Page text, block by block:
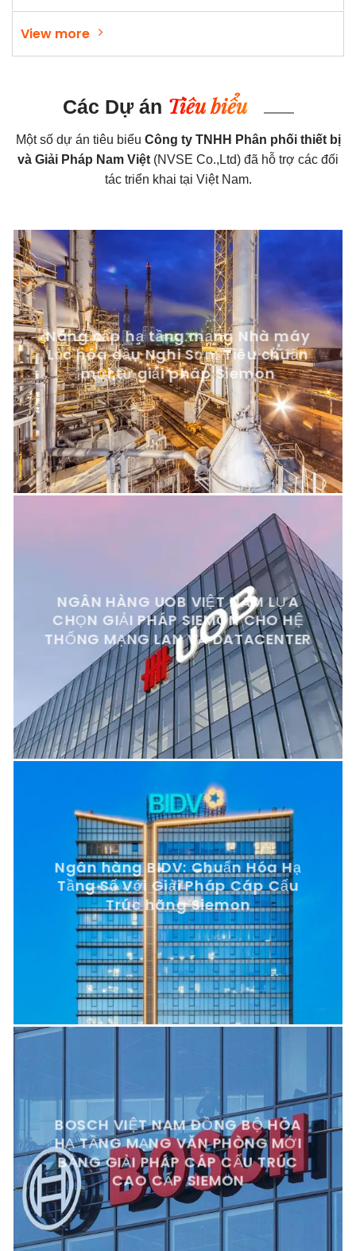
View more
Các Dự án Tiêu biểu
Một số dự án tiêu biểu Công ty TNHH Phân phối thiết bị
và Giải Pháp Nam Việt (NVSE Co.,Ltd) đã hỗ trợ các đối
tác triển khai tại Việt Nam.
Nâng cấp hạ tầng mạng Nhà máy
Lọc hóa dầu Nghi Sơn: Tiêu chuẩn
mới từ giải pháp Siemon
NGÂN HÀNG UOB VIỆT NAM LỰA
CHỌN GIẢI PHÁP SIEMON CHO HỆ
THỐNG MẠNG LAN VÀ DATACENTER
Ngân hàng BIDV: Chuẩn Hóa Hạ
Tầng Số Với Giải Pháp Cáp Cấu
Trúc hãng Siemon
BOSCH VIỆT NAM ĐỒNG BỘ HÓA
HẠ TẦNG MẠNG VĂN PHÒNG MỚI
BẰNG GIẢI PHÁP CÁP CẤU TRÚC
CAO CẤP SIEMON